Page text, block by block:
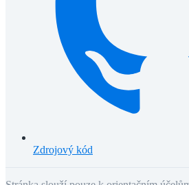
Zdrojový kód